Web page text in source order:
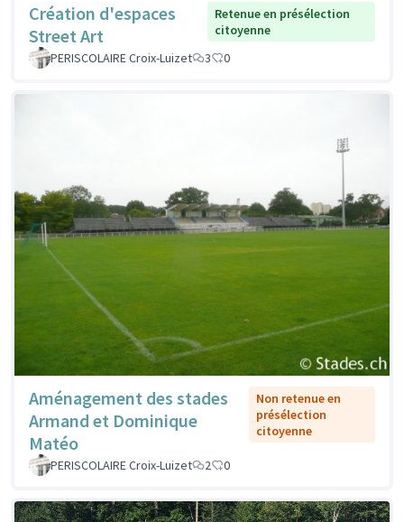
Création d'espaces
Street Art
Retenue en présélection
citoyenne
PERISCOLAIRE Croix-Luizet
3 0
Aménagement des stades
Armand et Dominique
Matéo
Non retenue en
présélection
citoyenne
PERISCOLAIRE Croix-Luizet 2 0